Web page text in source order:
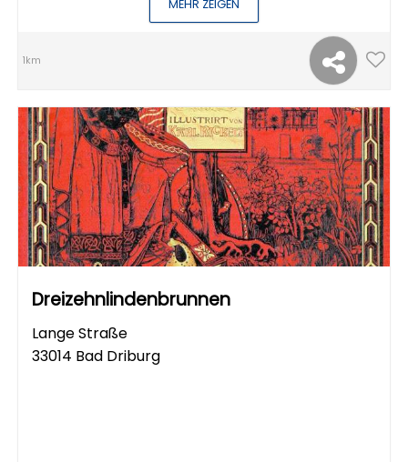
MEHR ZEIGEN
1km
Dreizehnlindenbrunnen
Lange Straße
33014 Bad Driburg